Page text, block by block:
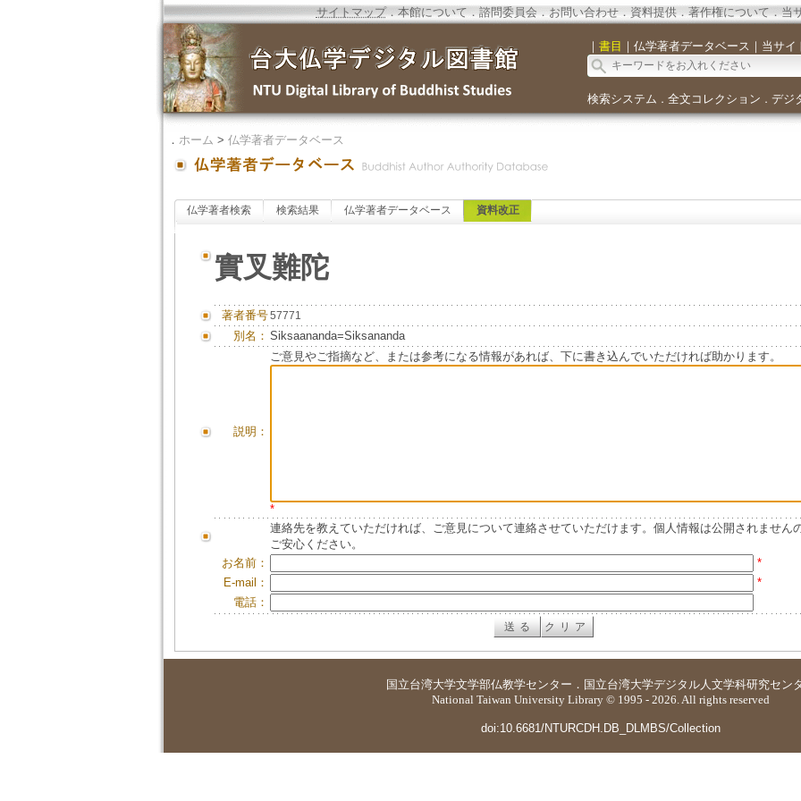
サイトマップ．本館について．諮問委員会． お問い合わせ． 資料提供．著作権について．当
｜ 書目 ｜ 仏学著者データベース ｜ 当サイ
検索システム ． 全文コレクション ． デジ
． ホーム > 仏学著者データベース
仏学著者検索 検索結果 仏学著者データベース 資料改正
實叉難陀
著者番号57771
別名： Siksaananda=Siksananda
説明：
ご意見やご指摘など、または参考になる情報があれば、下に書き込んでいただければ助かります。
*
連絡先を教えていただければ、ご意見について連絡させていただけます。個人情報は公開されません
ご安心ください。
お名前：
*
E-mail：
*
電話：
国立台湾大学文学部仏教学センター ． 国立台湾大学デジタル人文学科研究セン
National Taiwan University Library © 1995 - 2026. All rights reserved
doi:10.6681/NTURCDH.DB_DLMBS/Collection